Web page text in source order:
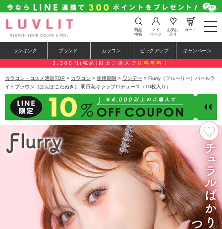
t
o
e
n
a
a
i
o
n
商品
検索
マイ
ページ
お気に
入り
カート
ランキング ブランド カラコン ピックアップ キャンペーン
3,300円(税込)以上ご購入で 送料無料！
カラコン・コスメ通販TOP > カラコン > 使用期限 > ワンデー > Flurry（フルーリー）パールラ
イトブラウン（ぽんぽこたぬき） 明日花キララプロデュース（10枚入り）